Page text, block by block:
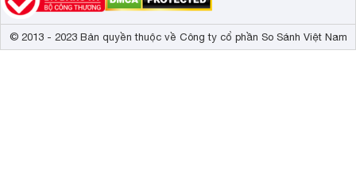
© 2013 - 2023 Bản quyền thuộc về Công ty cổ phần So Sánh Việt Nam